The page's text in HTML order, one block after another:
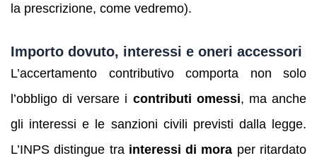
la prescrizione, come vedremo).
Importo dovuto, interessi e oneri accessori
L’accertamento contributivo comporta non solo
l’obbligo di versare i contributi omessi, ma anche
gli interessi e le sanzioni civili previsti dalla legge.
L’INPS distingue tra interessi di mora per ritardato